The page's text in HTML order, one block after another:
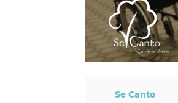
Se Canto